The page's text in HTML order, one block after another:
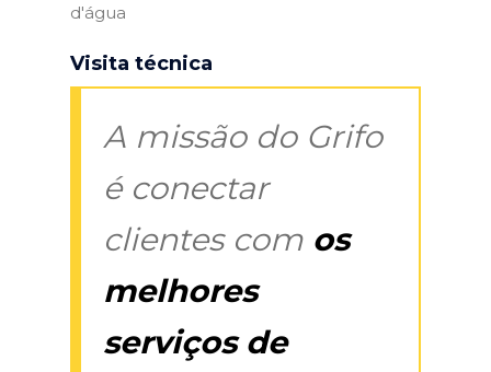
d'água
Visita técnica
A missão do Grifo
é conectar
clientes com os
melhores
serviços de